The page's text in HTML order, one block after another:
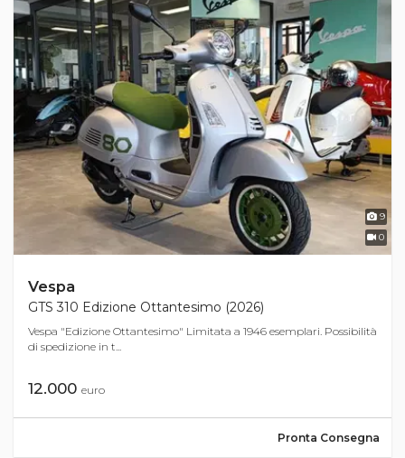
9
0
Vespa
GTS 310 Edizione Ottantesimo (2026)
Vespa "Edizione Ottantesimo" Limitata a 1946 esemplari. Possibilità
di spedizione in t...
12.000 euro
Pronta Consegna